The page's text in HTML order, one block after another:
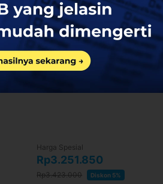
pemeliharaan platform.
Harga Spesial
Rp3.251.850
Rp3.423.000 Diskon 5%